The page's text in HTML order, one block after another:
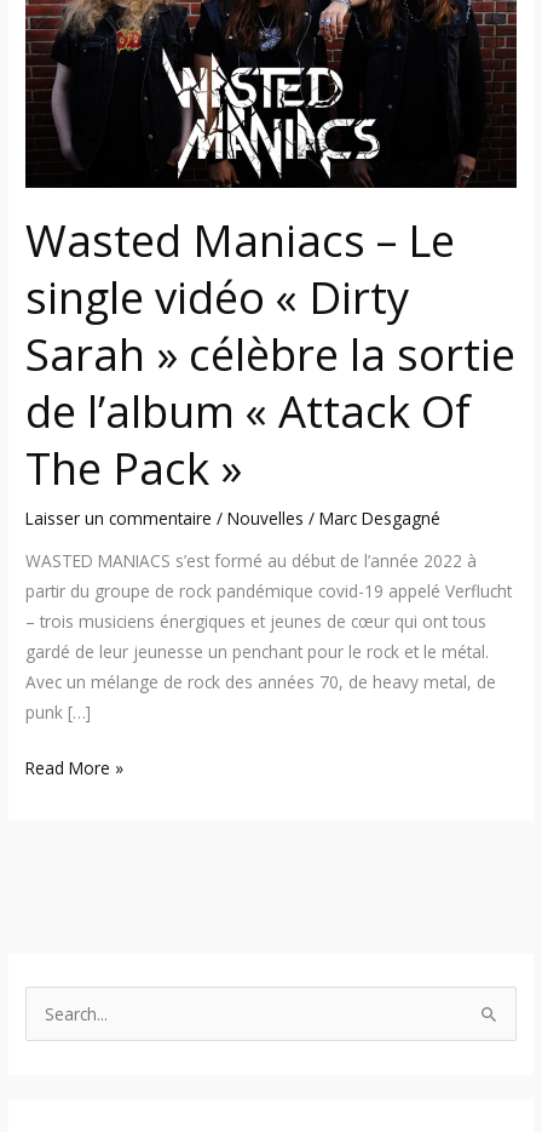
Wasted Maniacs – Le
single vidéo « Dirty
Sarah » célèbre la sortie
de l’album « Attack Of
The Pack »
Laisser un commentaire /Nouvelles /Marc Desgagné
WASTED MANIACS s’est formé au début de l’année 2022 à
partir du groupe de rock pandémique covid-19 appelé Verflucht
– trois musiciens énergiques et jeunes de cœur qui ont tous
gardé de leur jeunesse un penchant pour le rock et le métal.
Avec un mélange de rock des années 70, de heavy metal, de
punk […]
Le
single
vidéo
« Dirty
Sarah »
célèbre
la
sortie
de
l’album
« Attack
Of
The
Pack »
Read More »